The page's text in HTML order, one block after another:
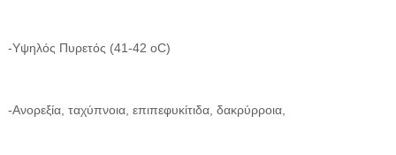
-Υψηλός Πυρετός (41-42 οC)
-Ανορεξία, ταχύπνοια, επιπεφυκίτιδα, δακρύρροια,